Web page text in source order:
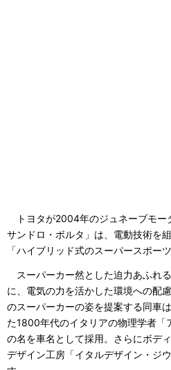
トヨタが2004年のジュネーブモー
サンドロ・ボルタ」は、電動技術を
「ハイブリッド式のスーパースポー
スーパーカー然とした迫力あふれ
に、電気の力を活かした環境への配
のスーパーカーの姿を提案する同車
た1800年代のイタリアの物理学者「
の名を車名として採用。さらにボデ
デザイン工房「イタルデザイン・ジ